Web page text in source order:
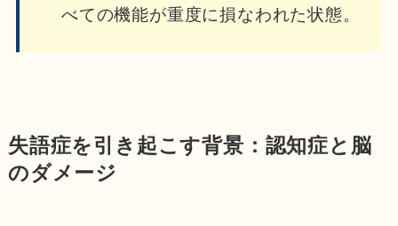
べての機能が重度に損なわれた状態。
失語症を引き起こす背景：認知症と脳
のダメージ